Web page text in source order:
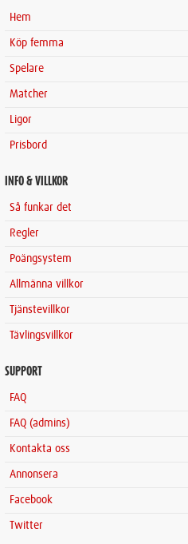
Hem
Köp femma
Spelare
Matcher
Ligor
Prisbord
INFO & VILLKOR
Så funkar det
Regler
Poängsystem
Allmänna villkor
Tjänstevillkor
Tävlingsvillkor
SUPPORT
FAQ
FAQ (admins)
Kontakta oss
Annonsera
Facebook
Twitter